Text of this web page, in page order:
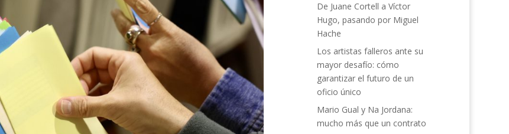
De Juane Cortell a Víctor
Hugo, pasando por Miguel
Hache
Los artistas falleros ante su
mayor desafío: cómo
garantizar el futuro de un
oficio único
Mario Gual y Na Jordana:
mucho más que un contrato